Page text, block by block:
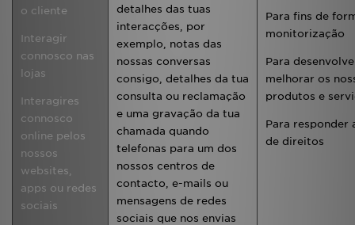
o cliente
Interagir
connosco nas
lojas
Interagires
connosco
online pelos
nossos
websites,
apps ou redes
sociais
detalhes das tuas
interacções, por
exemplo, notas das
nossas conversas
consigo, detalhes da tua
consulta ou reclamação
e uma gravação da tua
chamada quando
telefonas para um dos
nossos centros de
contacto, e-mails ou
mensagens de redes
sociais que nos envias
Para fins de
monitorização
Para
melhorar os
produtos e
Para responder
de direitos